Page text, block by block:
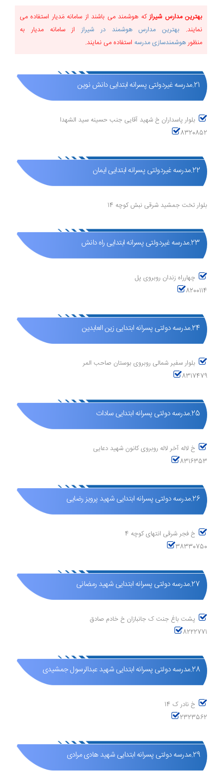
بهترین مدارس شیرازکه هوشمند می باشند از سامانه مَدیار استفاده می
نمایند. بهترین مدارس هوشمند در شیراز از سامانه مدیار به
منظور هوشمندسازی مدرسه استفاده می نمایند.
21.مدرسه غیردولتی پسرانه ابتدایی دانش نوین
بلوار پاسداران خ شهید آقایی جنب حسینه سید الشهدا
8320852
22.مدرسه غیردولتی پسرانه ابتدایی ایمان
بلوار تخت جمشید شرقی نبش کوچه 14
23.مدرسه غیردولتی پسرانه ابتدایی راه دانش
چهارراه زندان روبروی پل
8200114
24.مدرسه دولتی پسرانه ابتدایی زین العابدین
بلوار سفیر شمالی روبروی بوستان صاحب المر
8317479
25.مدرسه دولتی پسرانه ابتدایی سادات
خ لاله آخر لاله روبروی کانون شهید دعایی
8316353
26.مدرسه دولتی پسرانه ابتدایی شهید پرویز رضایی
خ فجر شرقی انتهای کوچه 4
38330750
27.مدرسه دولتی پسرانه ابتدایی شهید رمضانی
پشت باغ جنت ک جانبازان خ خادم صادق
8222771
28.مدرسه دولتی پسرانه ابتدایی شهید عبدالرسول جمشیدی
خ نادر ک 14
2323562
29.مدرسه دولتی پسرانه ابتدایی شهید هادی مرادی